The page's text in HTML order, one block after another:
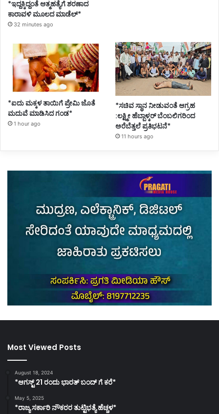
*ಇದ್ದಕ್ಕಿದ್ದಂತೆ ಆತ್ಮಹತ್ಯೆಗೆ ಶರಣಾದ
ಕಾರಾವಳಿ ಮೂಲದ ಮಾಡೆಲ್*
32 minutes ago
*ಐದು ಮಕ್ಕಳ ತಾಯಿಗೆ ಪ್ರೇಮಿ ಜೊತೆ
ಮದುವೆ ಮಾಡಿಸಿದ ಗಂಡ*
1 hour ago
*ಸಚಿವ ಸ್ಥಾನ ನೀಡುವಂತೆ ಆಗ್ರಹ
:ಲಕ್ಷ್ಮೀ ಹೆಬ್ಬಾಳ್ಕರ್ ಬೆಂಬಲಿಗರಿಂದ
ಅರೆಬೆತ್ತಲೆ ಪ್ರತಿಭಟನೆ*
11 hours ago
Most Viewed Posts
August 18, 2024
*ಆಗಸ್ಟ್ 21 ರಂದು ಭಾರತ್‌ ಬಂದ್‌ ಗೆ ಕರೆ*
May 5, 2025
*ರಾಜ್ಯ ಸರ್ಕಾರಿ ನೌಕರರ ತುಟ್ಟಿಭತ್ಯೆ ಹೆಚ್ಚಳ*